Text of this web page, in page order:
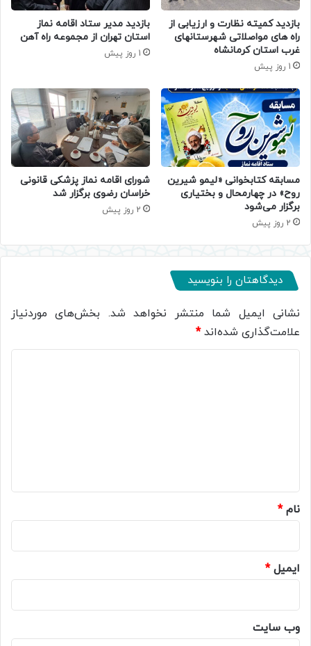
بازدید کمیته نظارت و ارزیابی از
راه های مواصلاتی شهرستانهای
غرب استان کرمانشاه
1 روز پیش
بازدید مدیر ستاد اقامه نماز
استان تهران از مجموعه راه آهن
1 روز پیش
مسابقه کتابخوانی «لیمو شیرین
روح» در چهارمحال و بختیاری
برگزار می‌شود
2 روز پیش
شورای اقامه نماز پزشکی قانونی
خراسان رضوی برگزار شد
2 روز پیش
دیدگاهتان را بنویسید
نشانی ایمیل شما منتشر نخواهد شد. بخش‌های موردنیاز
علامت‌گذاری شده‌اند*
نام*
ایمیل*
وب‌ سایت